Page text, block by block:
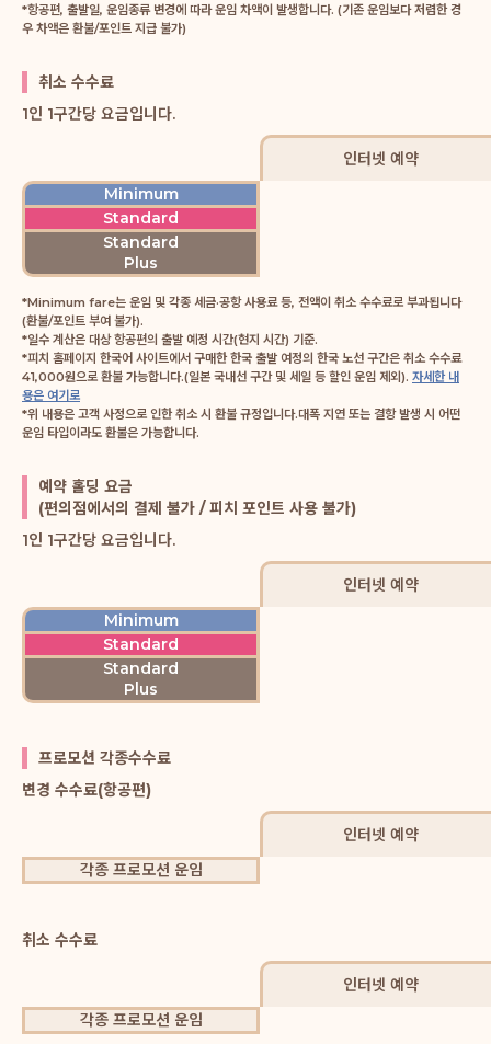
*항공편, 출발일, 운임종류 변경에 따라 운임 차액이 발생합니다. (기존 운임보다 저렴한 경
우 차액은 환불/포인트 지급 불가)
취소 수수료
1인 1구간당 요금입니다.
인터넷 예약
Minimum
Standard
Standard
Plus
*Minimum fare는 운임 및 각종 세금·공항 사용료 등, 전액이 취소 수수료로 부과됩니다
(환불/포인트 부여 불가).
*일수 계산은 대상 항공편의 출발 예정 시간(현지 시간) 기준.
*피치 홈페이지 한국어 사이트에서 구매한 한국 출발 여정의 한국 노선 구간은 취소 수수료
41,000원으로 환불 가능합니다.(일본 국내선 구간 및 세일 등 할인 운임 제외). 자세한 내
용은 여기로
*위 내용은 고객 사정으로 인한 취소 시 환불 규정입니다.대폭 지연 또는 결항 발생 시 어떤
운임 타입이라도 환불은 가능합니다.
예약 홀딩 요금
(편의점에서의 결제 불가 / 피치 포인트 사용 불가)
1인 1구간당 요금입니다.
인터넷 예약
Minimum
Standard
Standard
Plus
프로모션 각종수수료
변경 수수료(항공편)
인터넷 예약
각종 프로모션 운임
취소 수수료
인터넷 예약
각종 프로모션 운임